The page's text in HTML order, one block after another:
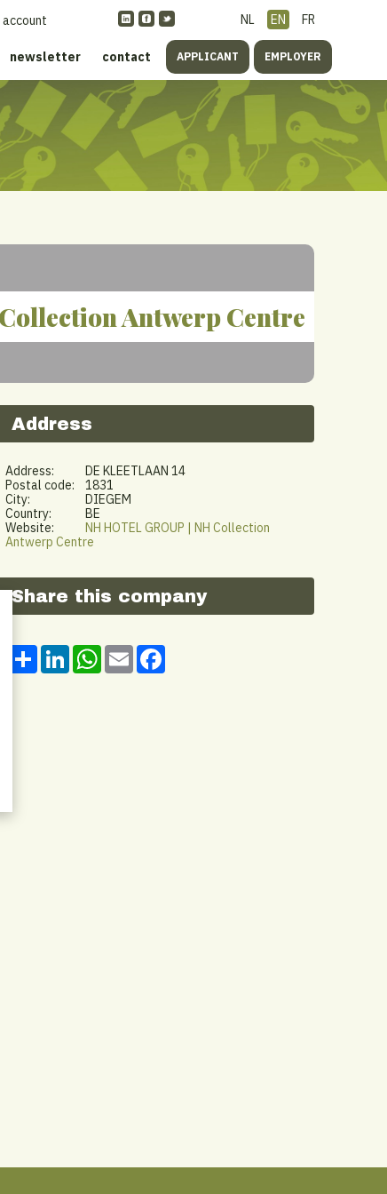
NL EN FR
account
newsletter contact APPLICANT EMPLOYER
Antwerp Centre
Address
Address:
DE KLEETLAAN 14
Postal code:
1831
City:
DIEGEM
Country:
BE
Website:
NH HOTEL GROUP | NH Collection
Antwerp Centre
Share this company
Share LinkedInWhatsApp
Email